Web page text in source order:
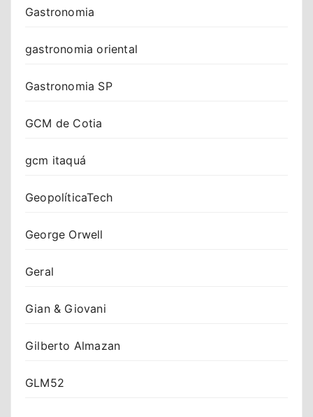
Gastronomia
gastronomia oriental
Gastronomia SP
GCM de Cotia
gcm itaquá
GeopolíticaTech
George Orwell
Geral
Gian & Giovani
Gilberto Almazan
GLM52